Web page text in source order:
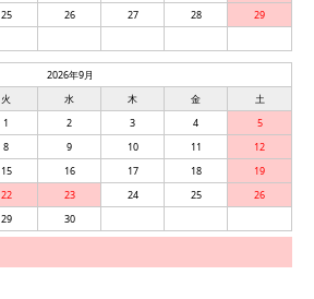
25 26 27 28
29
2026年9月
火 水 木 金
土
1
2 3 4
5
8 9 10 11
12
15 16 17 18
19
22 23 24 25
26
29 30